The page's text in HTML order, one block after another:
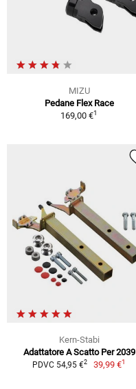
MIZU
Pedane Flex Race
169,00 €1
Kern-Stabi
Adattatore A Scatto Per 2039
PDVC 54,95 €2 39,99 €1